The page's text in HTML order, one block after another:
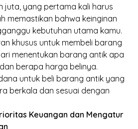
juta, yang pertama kali harus
memastikan bahwa keinginan
kebutuhan utama kamu.
khusus untuk membeli barang
menentukan barang antik apa
berapa harga belinya.
untuk beli barang antik yang
berkala dan sesuai dengan
Keuangan dan Mengatur